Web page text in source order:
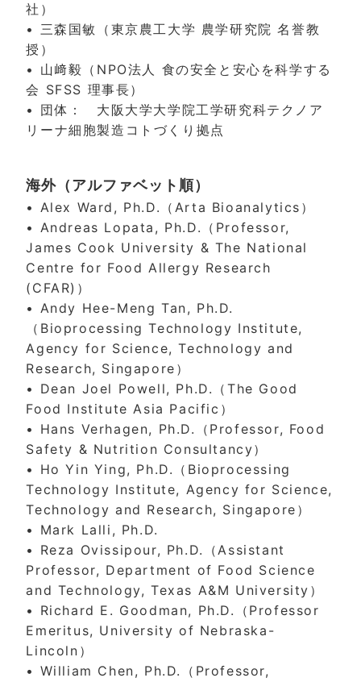
社）
• 三森国敏（東京農工大学 農学研究院 名誉教
授）
• 山﨑毅（NPO法人 食の安全と安心を科学する
会 SFSS 理事長）
• 団体： 大阪大学大学院工学研究科テクノア
リーナ細胞製造コトづくり拠点
海外（アルファベット順）
• Alex Ward, Ph.D.（Arta Bioanalytics）
• Andreas Lopata, Ph.D.（Professor,
James Cook University & The National
Centre for Food Allergy Research
(CFAR)）
• Andy Hee-Meng Tan, Ph.D.
（Bioprocessing Technology Institute,
Agency for Science, Technology and
Research, Singapore）
• Dean Joel Powell, Ph.D.（The Good
Food Institute Asia Pacific）
• Hans Verhagen, Ph.D.（Professor, Food
Safety & Nutrition Consultancy）
• Ho Yin Ying, Ph.D.（Bioprocessing
Technology Institute, Agency for Science,
Technology and Research, Singapore）
• Mark Lalli, Ph.D.
• Reza Ovissipour, Ph.D.（Assistant
Professor, Department of Food Science
and Technology, Texas A&M University）
• Richard E. Goodman, Ph.D.（Professor
Emeritus, University of Nebraska-
Lincoln）
• William Chen, Ph.D.（Professor,